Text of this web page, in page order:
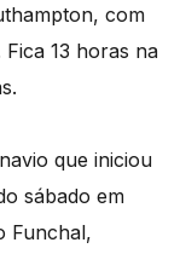
com
13 horas na
que iniciou
sábado em
Funchal,